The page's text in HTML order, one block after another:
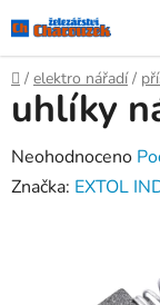
na
obsah
Domů
/ elektro nářadí /
uhlíky
Průměrné
hodnocení
Neohodnoceno
Značka: EXTOL